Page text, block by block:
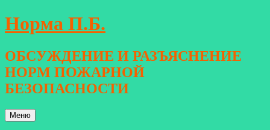
Перейти
к
Норма П.Б.
ОБСУЖДЕНИЕ И РАЗЪЯСНЕНИЕ
НОРМ ПОЖАРНОЙ
БЕЗОПАСНОСТИ
Меню